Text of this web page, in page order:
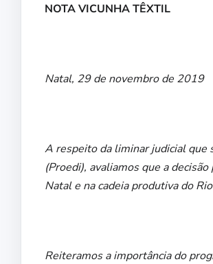
NOTA VICUNHA TÊXTIL
Natal, 29 de novembro de 2019
A respeito da liminar judicial que
(Proedi), avaliamos que a
Natal e na cadeia produtiva do
Reiteramos a importância do